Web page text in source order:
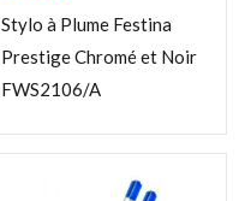
Stylo à Plume Festina
Prestige Chromé et Noir
FWS2106/A